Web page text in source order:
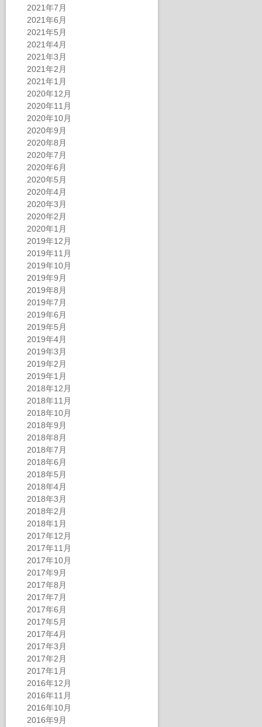
2021年7月
2021年6月
2021年5月
2021年4月
2021年3月
2021年2月
2021年1月
2020年12月
2020年11月
2020年10月
2020年9月
2020年8月
2020年7月
2020年6月
2020年5月
2020年4月
2020年3月
2020年2月
2020年1月
2019年12月
2019年11月
2019年10月
2019年9月
2019年8月
2019年7月
2019年6月
2019年5月
2019年4月
2019年3月
2019年2月
2019年1月
2018年12月
2018年11月
2018年10月
2018年9月
2018年8月
2018年7月
2018年6月
2018年5月
2018年4月
2018年3月
2018年2月
2018年1月
2017年12月
2017年11月
2017年10月
2017年9月
2017年8月
2017年7月
2017年6月
2017年5月
2017年4月
2017年3月
2017年2月
2017年1月
2016年12月
2016年11月
2016年10月
2016年9月